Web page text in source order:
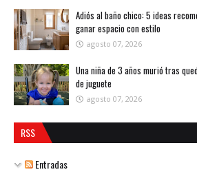
Adiós al baño chico: 5 ideas
ganar espacio con estilo
agosto 07, 2026
Una niña de 3 años murió tras
de juguete
agosto 07, 2026
RSS
Entradas